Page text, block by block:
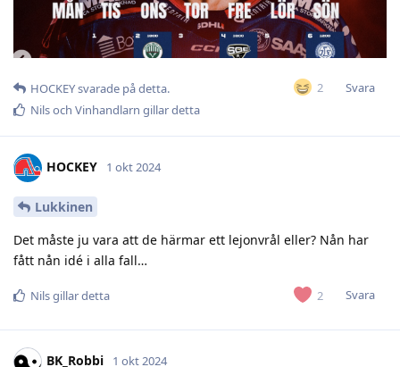
2 Svara
HOCKEYsvarade på detta.
Nilsoch Vinhandlarn gillar detta
HOCKEY 1 okt 2024
Lukkinen
Det måste ju vara att de härmar ett lejonvrål eller? Nån har
fått nån idé i alla fall…
2 Svara
Nilsgillar detta
BK_Robbi 1 okt 2024